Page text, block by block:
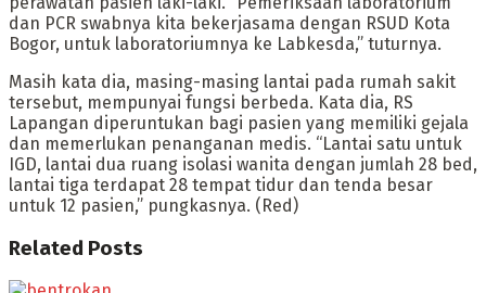
dan PCR swabnya kita bekerjasama dengan RSUD Kota
Bogor, untuk laboratoriumnya ke Labkesda,” tuturnya.
Masih kata dia, masing-masing lantai pada rumah sakit
tersebut, mempunyai fungsi berbeda. Kata dia, RS
Lapangan diperuntukan bagi pasien yang memiliki gejala
dan memerlukan penanganan medis. “Lantai satu untuk
IGD, lantai dua ruang isolasi wanita dengan jumlah 28 bed,
lantai tiga terdapat 28 tempat tidur dan tenda besar
untuk 12 pasien,” pungkasnya. (Red)
Related Posts